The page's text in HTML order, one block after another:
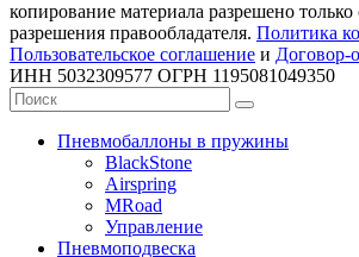
копирование материала разрешено
разрешения правообладателя. Политика
Пользовательское соглашение и Договор-
ИНН 5032309577 ОГРН 1195081049350
Пневмобаллоны в пружины
BlackStone
Airspring
MRoad
Управление
Пневмоподвеска